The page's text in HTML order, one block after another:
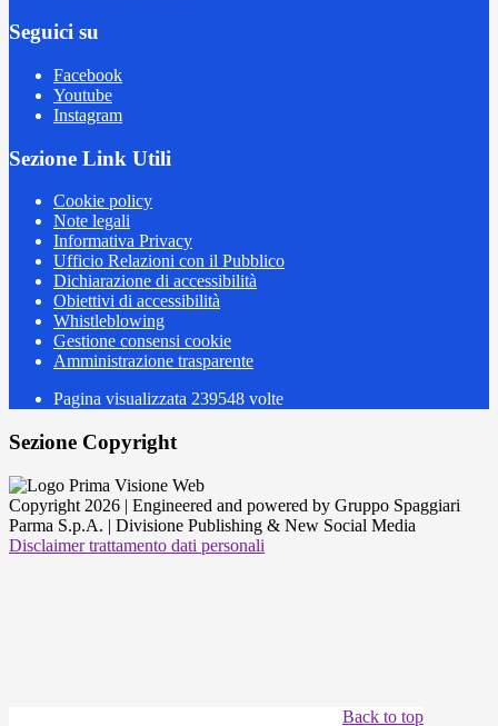
Seguici su
Facebook
Youtube
Instagram
Sezione Link Utili
Cookie policy
Note legali
Informativa Privacy
Ufficio Relazioni con il Pubblico
Dichiarazione di accessibilità
Obiettivi di accessibilità
Whistleblowing
Gestione consensi cookie
Amministrazione trasparente
Pagina visualizzata 239548 volte
Sezione Copyright
Copyright 2026 | Engineered and powered by Gruppo Spaggiari
Parma S.p.A. | Divisione Publishing & New Social Media
Disclaimer trattamento dati personali
Back to top